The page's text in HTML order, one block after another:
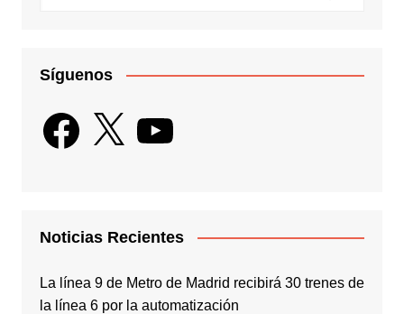
Síguenos
Facebook
X YouTube
Noticias Recientes
La línea 9 de Metro de Madrid recibirá 30 trenes de
la línea 6 por la automatización